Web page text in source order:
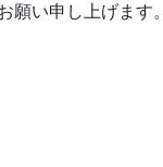
願い申し上げます。